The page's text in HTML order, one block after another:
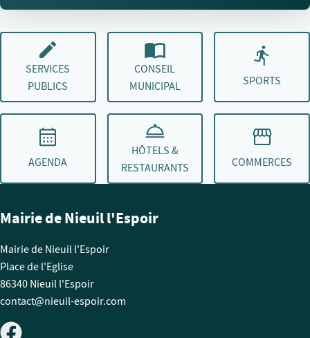
SERVICES
PUBLICS
CONSEIL
MUNICIPAL
SPORTS
AGENDA
HÔTELS &
RESTAURANTS
COMMERCES
Mairie de Nieuil l'Espoir
Mairie de Nieuil l'Espoir
Place de l'Eglise
86340 Nieuil l'Espoir
contact@nieuil-espoir.com